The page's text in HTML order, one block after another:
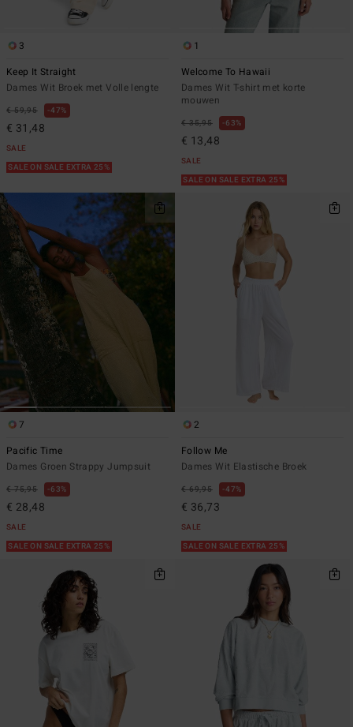
3
Keep It Straight
Dames Wit Broek met Volle lengte
€ 59,95 47%
€ 31,48
SALE
SALE ON SALE EXTRA 25%
1
Welcome To Hawaii
Dames Wit T-shirt met korte
mouwen
€ 35,95 63%
€ 13,48
SALE
SALE ON SALE EXTRA 25%
7
Pacific Time
Dames Groen Strappy Jumpsuit
€ 75,95 63%
€ 28,48
SALE
SALE ON SALE EXTRA 25%
2
Follow Me
Dames Wit Elastische Broek
€ 69,95 47%
€ 36,73
SALE
SALE ON SALE EXTRA 25%